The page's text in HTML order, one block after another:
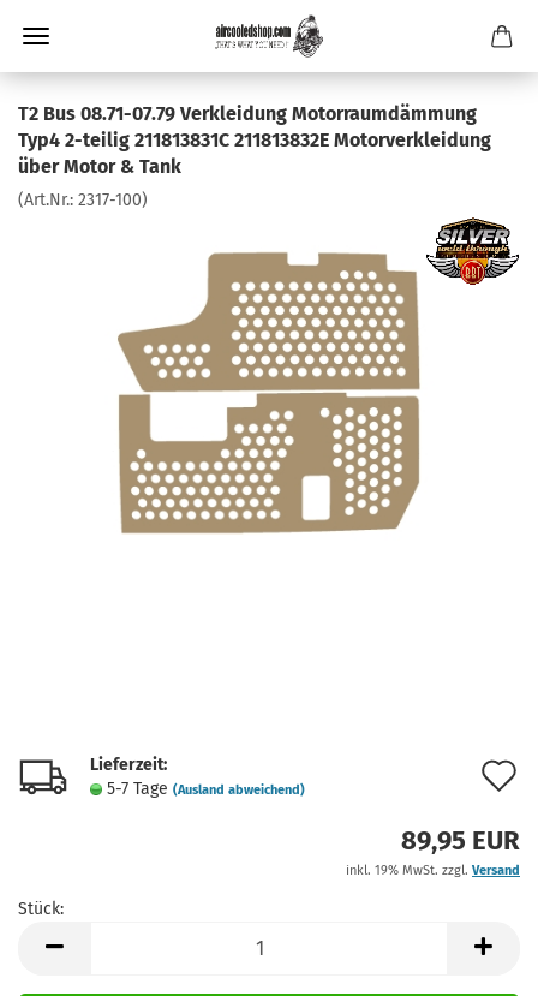
T2 Bus 08.71-07.79 Verkleidung Motorraumdämmung
Typ4 2-teilig 211813831C 211813832E Motorverkleidung
über Motor & Tank
(Art.Nr.: 2317-100)
Lieferzeit:
5-7 Tage (Ausland abweichend)
89,95 EUR
inkl. 19% MwSt. zzgl. Versand
Stück: